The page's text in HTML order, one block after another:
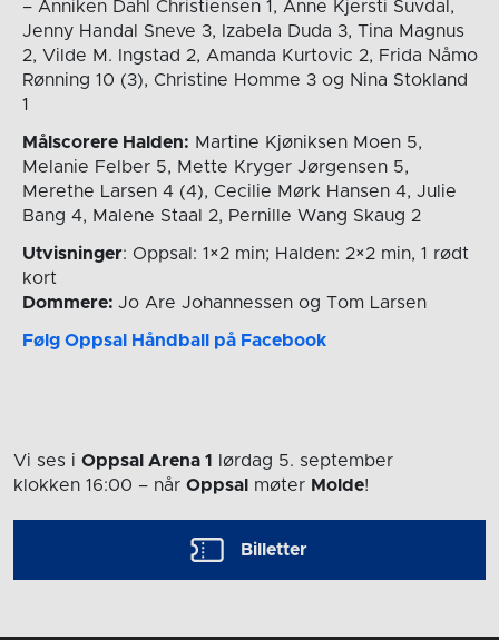
– Anniken Dahl Christiensen 1, Anne Kjersti Suvdal,
Jenny Handal Sneve 3, Izabela Duda 3, Tina Magnus
2, Vilde M. Ingstad 2, Amanda Kurtovic 2, Frida Nåmo
Rønning 10 (3), Christine Homme 3 og Nina Stokland
1
Målscorere Halden: Martine Kjøniksen Moen 5,
Melanie Felber 5, Mette Kryger Jørgensen 5,
Merethe Larsen 4 (4), Cecilie Mørk Hansen 4, Julie
Bang 4, Malene Staal 2, Pernille Wang Skaug 2
Utvisninger: Oppsal: 1×2 min; Halden: 2×2 min, 1 rødt
kort
Dommere: Jo Are Johannessen og Tom Larsen
Følg Oppsal Håndball på Facebook
Vi ses i Oppsal Arena 1
lørdag 5. september
klokken 16:00 – når Oppsal møter Molde!
Billetter